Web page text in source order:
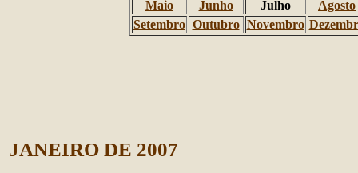
Maio
Junho Julho
Agosto
Setembro Outubro Novembro
JANEIRO DE 2007